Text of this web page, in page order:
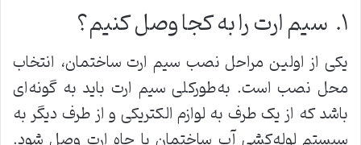
۱. سیم ارت را به کجا وصل کنیم؟
یکی از اولین مراحل نصب سیم ارت ساختمان، انتخاب
محل نصب است. به‌طورکلی سیم ارت باید به گونه‌ای
باشد که از یک طرف به لوازم الکتریکی و از طرف دیگر به